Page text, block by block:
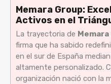
Memara Group:
Activos en el
La trayectoria de Memara
firma que ha sabido
en el sur de España
altamente personalizado.
organización nació con la